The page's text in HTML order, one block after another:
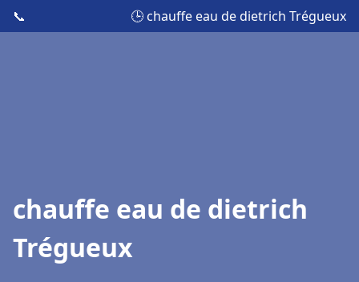
📞 🕒 chauffe eau de dietrich Trégueux
chauffe eau de dietrich
Trégueux